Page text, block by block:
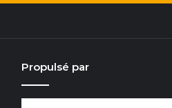
Propulsé par